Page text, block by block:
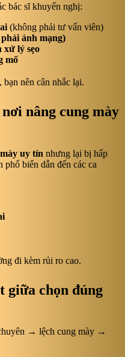
bác sĩ khuyến nghị:
(không phải tư vấn viên)
ảnh mạng)
xử lý sẹo
mổ
nên cân nhắc lại.
nâng cung mày
uy tín nhưng lại bị hấp
biến dẫn đến các ca
đi kèm rủi ro cao.
giữa chọn đúng
→ lệch cung mày →